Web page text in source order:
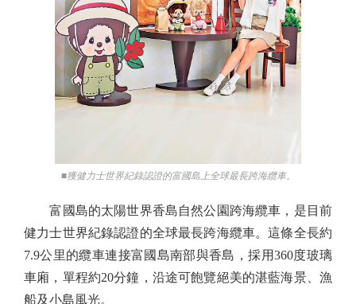
■獲健力士世界紀錄認證的富國島上全球最長跨海纜車。
富國島的太陽世界香島自然公園跨海纜車，是目前
健力士世界紀錄認證的全球最長跨海纜車。這條全長約
7.9公里的纜車連接富國島南部與香島，採用360度玻璃
車廂，單程約20分鐘，沿途可飽覽絕美的湛藍海景、漁
船及小島風光。